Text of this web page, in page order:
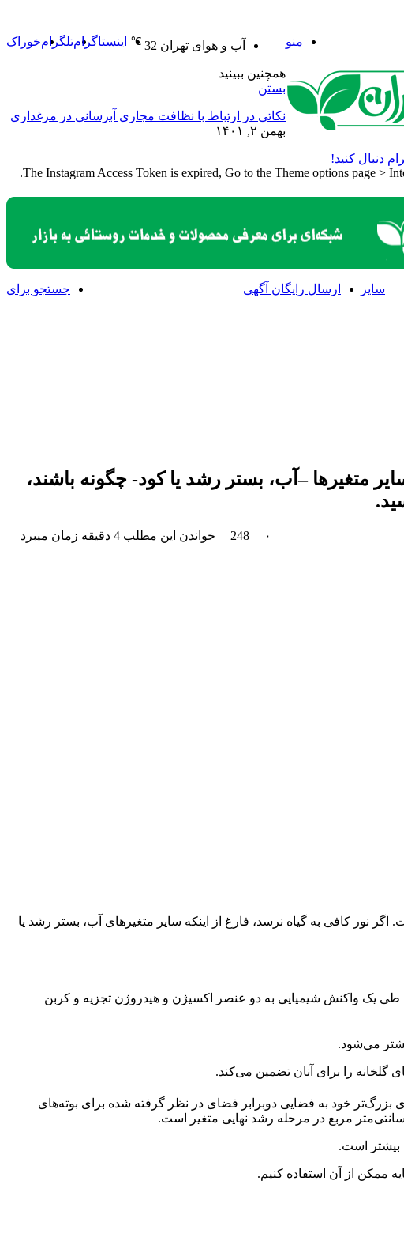
خوراکتلگراماینستاگرام آب و هوای تهران 32
℃ منو
سایر ارسال رایگان آگهی جستجو برای
متغیرها –آب، بستر رشد یا کود- چگونه باشند،
۰ خواندن این مطلب 4 دقیقه زمان میبرد
نور کافی به گیاه نرسد، فارغ از اینکه سایر متغیرهای آب، بستر رشد یا
طی یک واکنش شیمیایی به دو عنصر اکسیژن و هیدروژن تجزیه و کربن
می‌شود.
گلخانه را برای آنان تضمین می‌کند.
۲٫۷ تا ۳ گیاه قرار گیرد. خیارهای بی‌دانه، با برگ‌های بزرگ‌تر خود به فضایی دوبرابر فضای در نظر گرفته شده برای بوته‌های
بیشتر است.
همچنین ببینید
بستن
نکاتی در ارتباط با نظافت مجاری آبرسانی در مرغداری
بهمن ۲, ۱۴۰۱
دنبال کنید!
The Instagram Access Token is expired, Go to the Theme options page >